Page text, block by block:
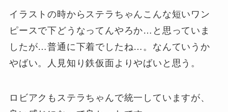
イラストの時からステラちゃんこんな短いワン
ピースで下どうなってんやろか…と思っていま
したが…普通に下着でしたね…。なんていうか
やばい。人見知り鉄仮面よりやばいと思う。
ロビアクもステラちゃんで統一していますが、